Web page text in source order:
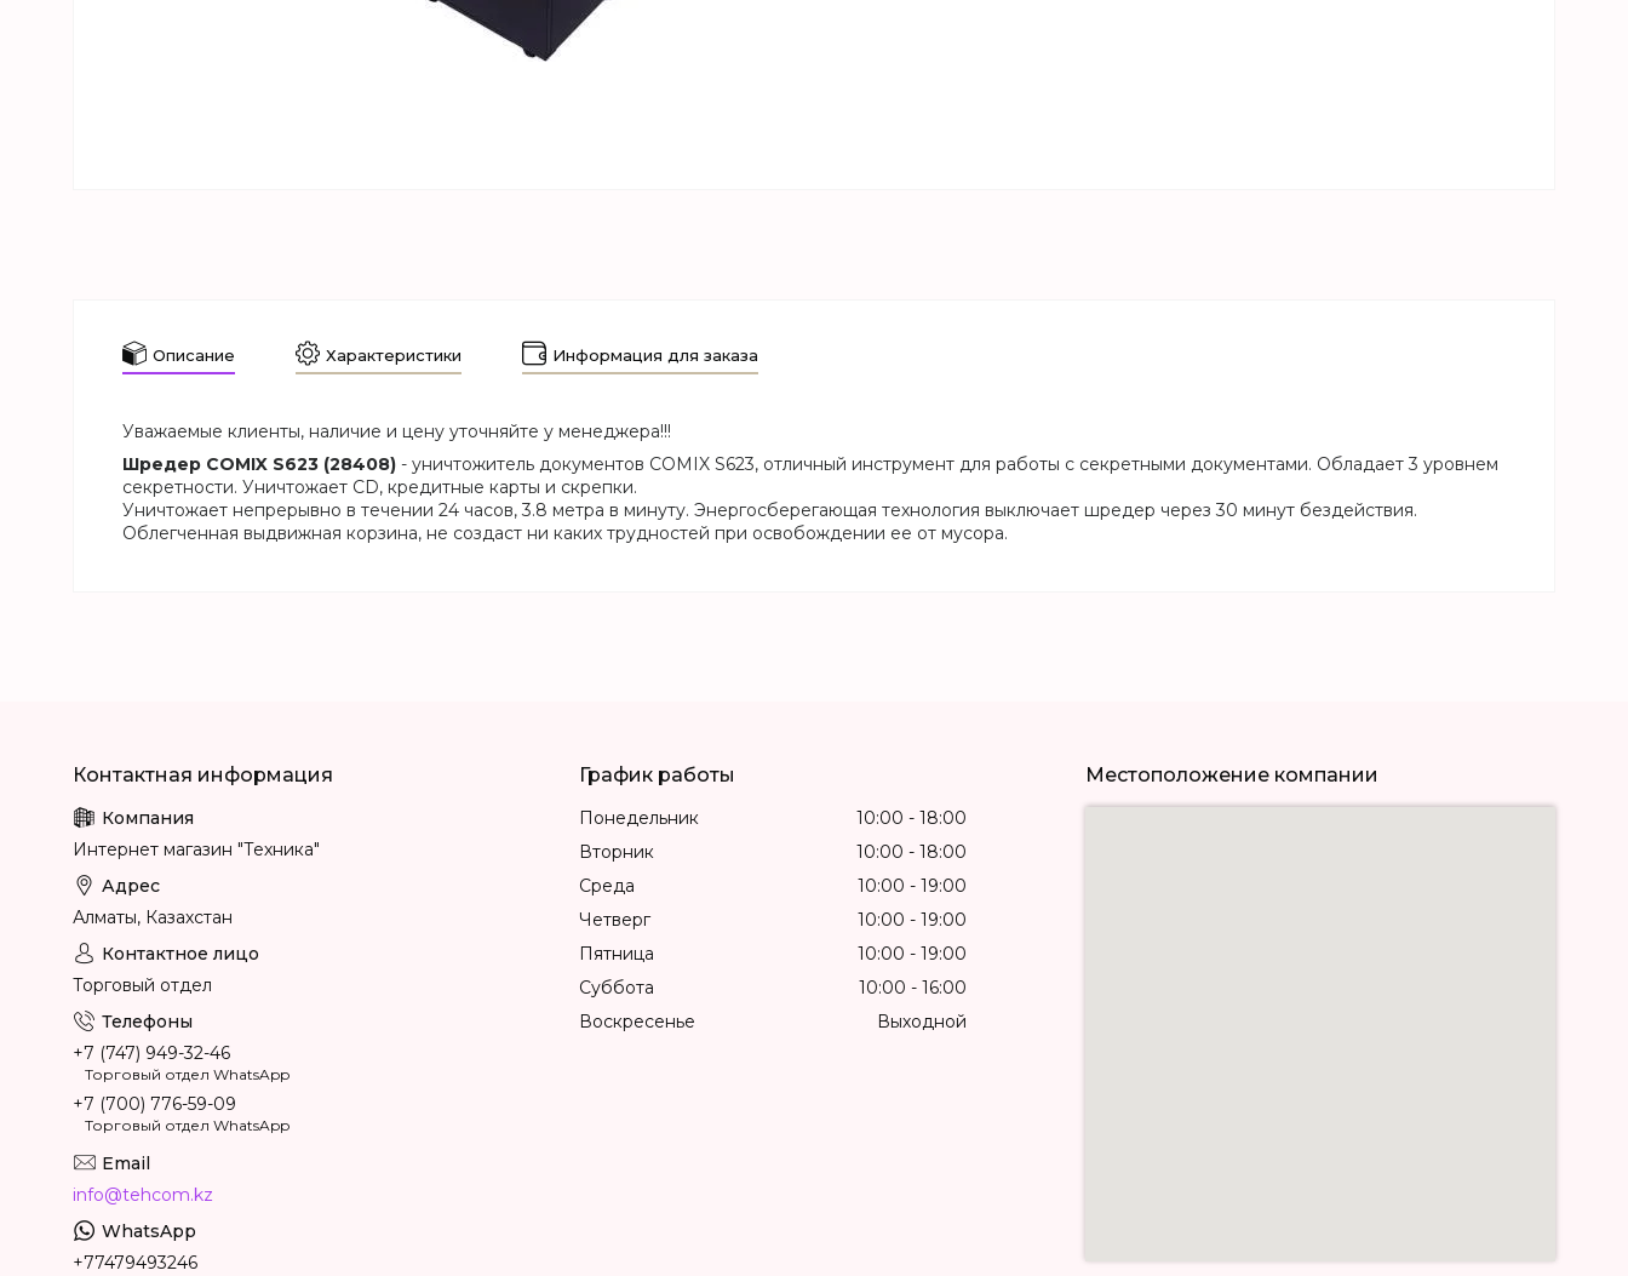
Описание Характеристики Информация для заказа
Уважаемые клиенты, наличие и цену уточняйте у менеджера!!!
Шредер COMIX S623 (28408) - уничтожитель документов COMIX S623, отличный инструмент для работы с секретными документами. Обладает 3 уровнем
секретности. Уничтожает CD, кредитные карты и скрепки.
Уничтожает непрерывно в течении 24 часов, 3.8 метра в минуту. Энергосберегающая технология выключает шредер через 30 минут бездействия.
Облегченная выдвижная корзина, не создаст ни каких трудностей при освобождении ее от мусора.
Интернет магазин "Техника"
Алматы, Казахстан
Торговый отдел
+7 (747) 949-32-46
Торговый отдел WhatsApp
+7 (700) 776-59-09
Торговый отдел WhatsApp
info@tehcom.kz
+77479493246
График работы
Понедельник 10:00
18:00
Вторник
10:00
18:00
Среда
10:00
19:00
Четверг
10:00
19:00
Пятница
10:00
19:00
Суббота
10:00
16:00
Воскресенье
Выходной
Местоположение компании